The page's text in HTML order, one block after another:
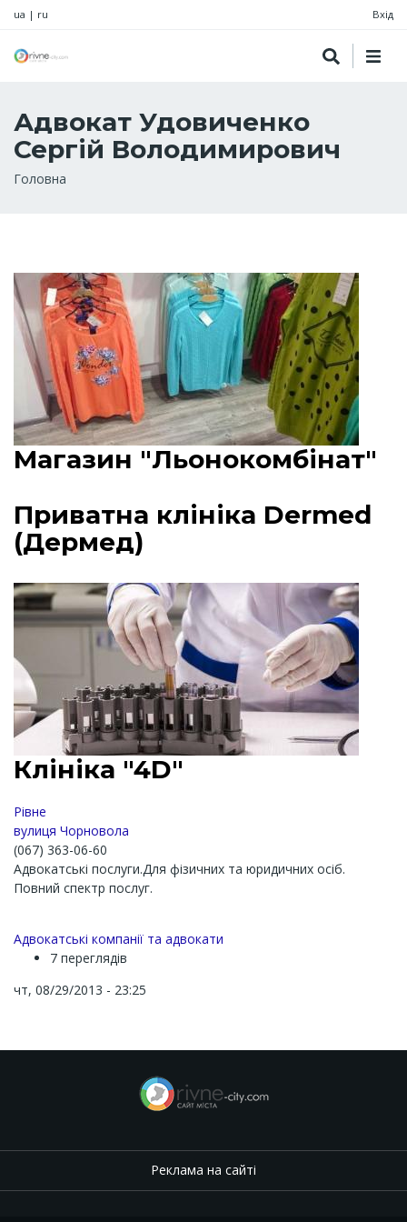
ua | ru Вхід
Адвокат Удовиченко
Сергій Володимирович
Рядок
Головна
Магазин "Льонокомбінат"
Приватна клініка Dermed
(Дермед)
Клініка "4D"
Рівне
вулиця Чорновола
(067) 363-06-60
Адвокатські послуги.Для фiзичних та юридичних осiб.
Повний спектр послуг.
Адвокатські компанії та адвокати
7 переглядів
чт, 08/29/2013 - 23:25
Реклама на сайті